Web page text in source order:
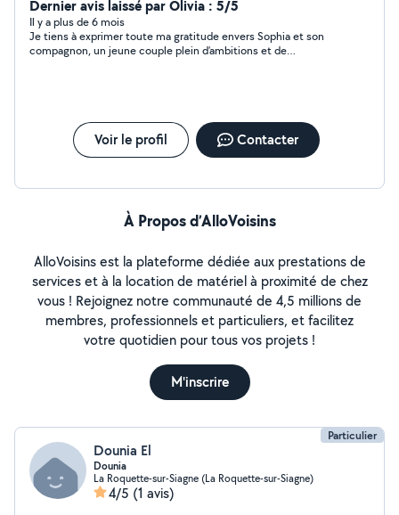
vos repas
Dernier avis laissé par Olivia : 5/5
Il y a plus de 6 mois
Je tiens à exprimer toute ma gratitude envers Sophia et son
compagnon, un jeune couple plein d’ambitions et de
la pareille ! Sophia et son compagnon respirent le bonheur et
sont beaux comme tout. Leur présence est une véritable
source de joie et d’inspiration. Je les remercie du fond du cœur
d’amour. Merci infiniment, Sophia et son compagnon, pour
votre aide précieuse et votre gentillesse. Vous êtes des
personnes exceptionnelles ! Au plaisir Olivia
Voir le profil Contacter
À Propos d’AlloVoisins
AlloVoisins est la plateforme dédiée aux prestations de
services et à la location de matériel à proximité de chez
vous ! Rejoignez notre communauté de 4,5 millions de
membres, professionnels et particuliers, et facilitez
votre quotidien pour tous vos projets !
M'inscrire
Particulier
Dounia El
Dounia
La Roquette-sur-Siagne (La Roquette-sur-Siagne)
4/5 (1 avis)